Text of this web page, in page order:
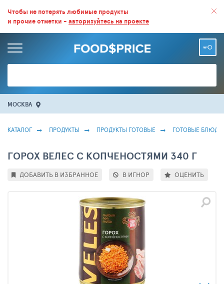
ВСЕ СКИДКИ И ВЫГОДНЫЕ ЦЕНЫ НА ПРОДУКТЫ В МАГАЗИНАХ.
БОЛЬШЕ 100 000 ТОВАРОВ. ЕЖЕДНЕВНОЕ ОБНОВЛЕНИЕ ЦЕН.
Чтобы не потерять любимые продукты
и прочие отметки - авторизуйтесь на проекте
МОСКВА
КАТАЛОГ ПРОДУКТЫ ПРОДУКТЫ ГОТОВЫЕ ГОТОВЫЕ БЛЮДА
ГОРОХ ВЕЛЕС С КОПЧЕНОСТЯМИ 340 Г
ДОБАВИТЬ В ИЗБРАННОЕ В ИГНОР ОЦЕНИТЬ